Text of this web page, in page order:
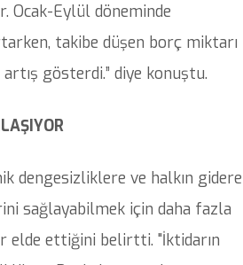
Ocak-Eylül döneminde
takibe düşen borç miktarı
gösterdi.” diye konuştu.
dengesizliklere ve halkın
sağlayabilmek için daha fazla
elde ettiğini belirtti. "İktidarın